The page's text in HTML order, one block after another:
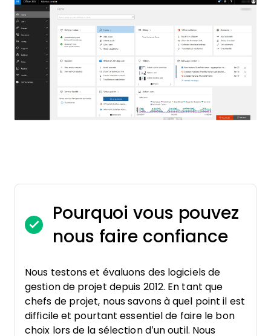
Pourquoi vous pouvez
nous faire confiance
Nous testons et évaluons des logiciels de
gestion de projet depuis 2012. En tant que
chefs de projet, nous savons à quel point il est
difficile et pourtant essentiel de faire le bon
choix lors de la sélection d’un outil. Nous